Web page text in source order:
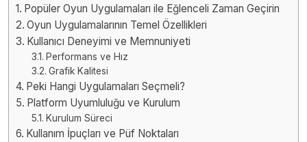
Popüler Oyun Uygulamaları ile Eğlenceli Zaman Geçirin
Oyun Uygulamalarının Temel Özellikleri
Kullanıcı Deneyimi ve Memnuniyeti
Performans ve Hız
Grafik Kalitesi
Peki Hangi Uygulamaları Seçmeli?
Platform Uyumluluğu ve Kurulum
Kurulum Süreci
Kullanım İpuçları ve Püf Noktaları